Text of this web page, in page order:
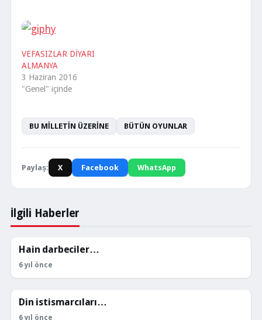
VEFASIZLAR DİYARI
ALMANYA
3 Haziran 2016
"Genel" içinde
BU MİLLETİN ÜZERİNE BÜTÜN OYUNLAR
Paylaş: X Facebook WhatsApp
İlgili Haberler
KÖŞE YAZILARI
Hain darbeciler…
6 yıl önce
KÖŞE YAZILARI
Din istismarcıları…
6 yıl önce